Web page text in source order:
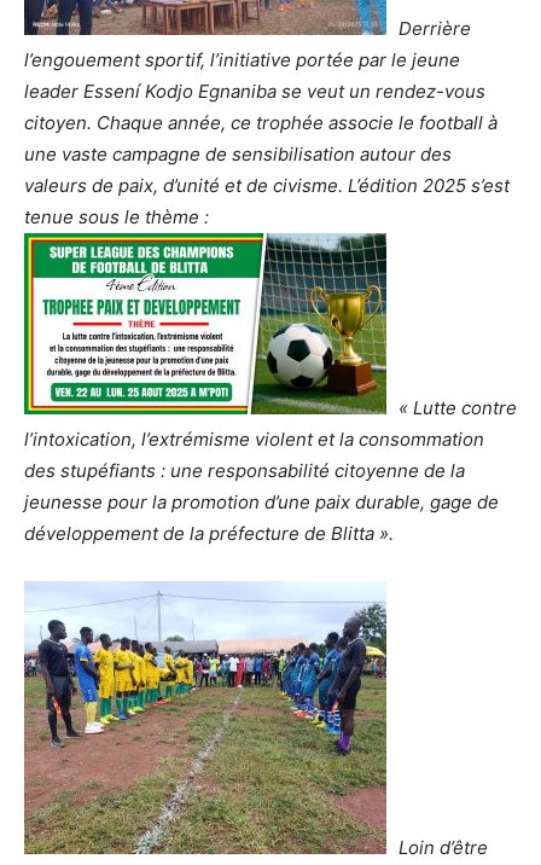
Derrière
l’engouement sportif, l’initiative portée par le jeune
leader Essení Kodjo Egnaniba se veut un rendez-vous
citoyen. Chaque année, ce trophée associe le football à
une vaste campagne de sensibilisation autour des
valeurs de paix, d’unité et de civisme. L’édition 2025 s’est
tenue sous le thème :
« Lutte contre
l’intoxication, l’extrémisme violent et la consommation
des stupéfiants : une responsabilité citoyenne de la
jeunesse pour la promotion d’une paix durable, gage de
développement de la préfecture de Blitta ».
Loin d’être